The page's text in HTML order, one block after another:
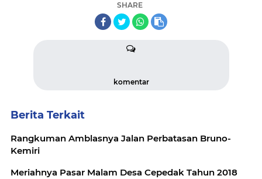
SHARE
komentar
Berita Terkait
Rangkuman Amblasnya Jalan Perbatasan Bruno-
Kemiri
Meriahnya Pasar Malam Desa Cepedak Tahun 2018